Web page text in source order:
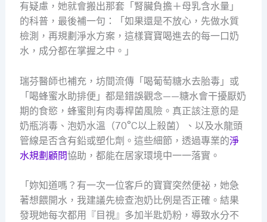
有疑慮，她就會搬出那套「腎臟負擔＋母乳含水量」
的科普，最後補一句：「如果還是不放心，先做水質
檢測，再規劃淨水方案，這樣寶寶喝進去的每一口奶
水，成分都在掌握之中。」
瑞芬醫師也補充，坊間流傳「喝葡萄糖水去胎毒」或
「喝蜂蜜水助排便」都是錯誤觀念——糖水會干擾厭奶
期的食慾，蜂蜜則有肉毒桿菌風險。真正該注意的是
奶瓶消毒、泡奶水溫（70°C以上殺菌）、以及水龍頭
管線是否含有鉛或塑化劑。這些細節，透過專業的淨
水規劃顧問協助，都能在居家環境中一一落實。
「妳知道嗎？有一次一位客戶的寶寶突然便祕，她急
著想餵開水，我建議先檢查泡奶比例是否正確。結果
發現她每次都用『目視』多加半匙奶粉，導致水分不